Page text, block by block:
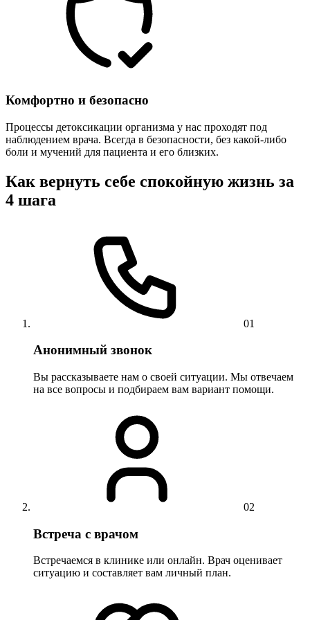
Комфортно и безопасно
Процессы детоксикации организма у нас проходят под
наблюдением врача. Всегда в безопасности, без какой-либо
боли и мучений для пациента и его близких.
Как вернуть себе спокойную жизнь за
4 шага
01
Анонимный звонок
Вы рассказываете нам о своей ситуации. Мы отвечаем
на все вопросы и подбираем вам вариант помощи.
02
Встреча с врачом
Встречаемся в клинике или онлайн. Врач оценивает
ситуацию и составляет вам личный план.